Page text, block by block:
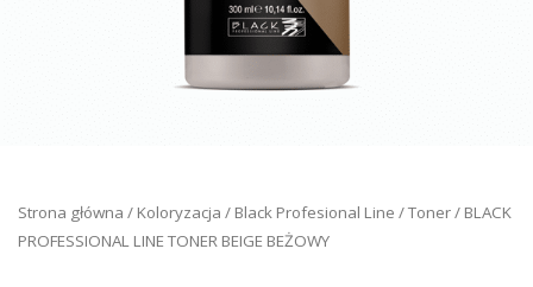
Strona główna / Koloryzacja / Black Profesional Line /Toner/ BLACK
PROFESSIONAL LINE TONER BEIGE BEŻOWY